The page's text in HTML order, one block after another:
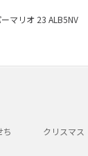
マリオ 23 ALB5NV
ち クリスマス